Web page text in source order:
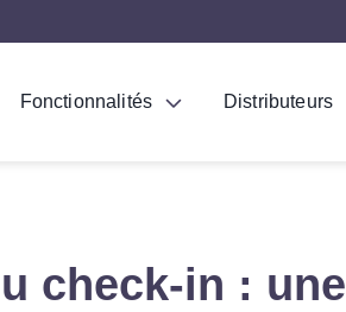
Fonctionnalités Distributeurs
check-in : une